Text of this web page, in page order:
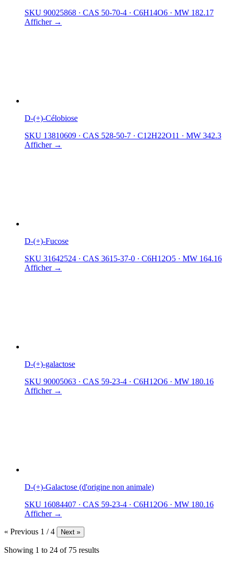
SKU 90025868 · CAS 50-70-4 · C6H14O6 · MW 182.17
Afficher →
D-(+)-Célobiose
SKU 13810609 · CAS 528-50-7 · C12H22O11 · MW 342.3
Afficher →
D-(+)-Fucose
SKU 31642524 · CAS 3615-37-0 · C6H12O5 · MW 164.16
Afficher →
D-(+)-galactose
SKU 90005063 · CAS 59-23-4 · C6H12O6 · MW 180.16
Afficher →
D-(+)-Galactose (d'origine non animale)
SKU 16084407 · CAS 59-23-4 · C6H12O6 · MW 180.16
Afficher →
« Previous 1 / 4 Next »
Showing 1 to 24 of 75 results